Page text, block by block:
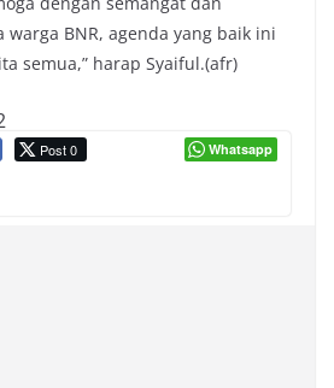
warga BNR, agenda yang baik ini
semua,” harap Syaiful.(afr)
Post 0 Whatsapp